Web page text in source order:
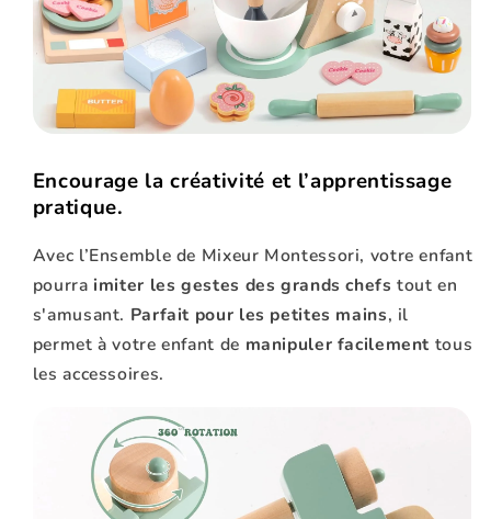
Encourage la créativité et l’apprentissage
pratique.
Avec l’Ensemble de Mixeur Montessori, votre enfant
pourra imiter les gestes des grands chefs tout en
s'amusant. Parfait pour les petites mains, il
permet à votre enfant de manipuler facilement tous
les accessoires.